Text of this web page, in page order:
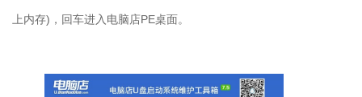
上内存) ，回车进入电脑店PE桌面。